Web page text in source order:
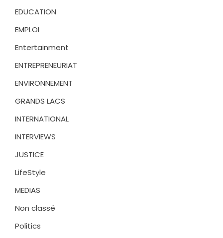
EDUCATION
EMPLOI
Entertainment
ENTREPRENEURIAT
ENVIRONNEMENT
GRANDS LACS
INTERNATIONAL
INTERVIEWS
JUSTICE
LifeStyle
MEDIAS
Non classé
Politics